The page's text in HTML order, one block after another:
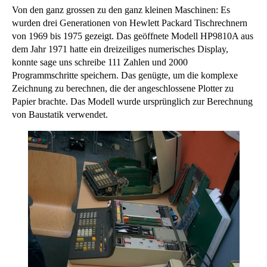
Von den ganz grossen zu den ganz kleinen Maschinen: Es
wurden drei Generationen von Hewlett Packard Tischrechnern
von 1969 bis 1975 gezeigt. Das geöffnete Modell HP9810A aus
dem Jahr 1971 hatte ein dreizeiliges numerisches Display,
konnte sage uns schreibe 111 Zahlen und 2000
Programmschritte speichern. Das genügte, um die komplexe
Zeichnung zu berechnen, die der angeschlossene Plotter zu
Papier brachte. Das Modell wurde ursprünglich zur Berechnung
von Baustatik verwendet.